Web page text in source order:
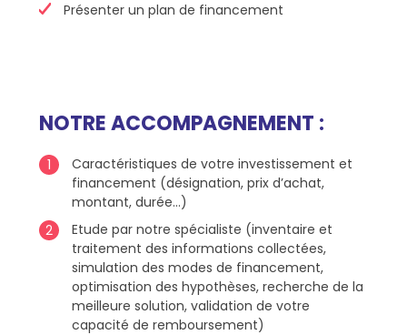
Présenter un plan de financement
NOTRE ACCOMPAGNEMENT :
Caractéristiques de votre investissement et
financement (désignation, prix d’achat,
montant, durée…)
Etude par notre spécialiste (inventaire et
traitement des informations collectées,
simulation des modes de financement,
optimisation des hypothèses, recherche de la
meilleure solution, validation de votre
capacité de remboursement)